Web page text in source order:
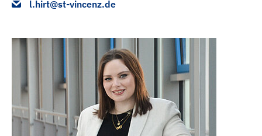
l.hirt@st-vincenz.de